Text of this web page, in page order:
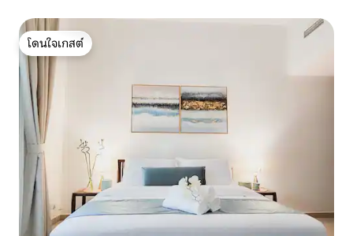
โดนใจเกสต์
โดนใจเกสต์